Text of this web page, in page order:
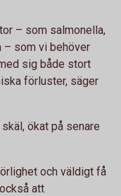
– som salmonella,
– som vi behöver
sig både stort
förluster, säger
ökat på senare
och väldigt få
att